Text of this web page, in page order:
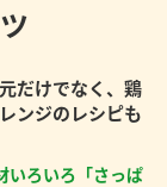
だけでなく、鶏
ンジのレシピも
いろいろ「さっぱ